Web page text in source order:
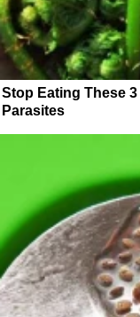
Stop Eating These
Parasites